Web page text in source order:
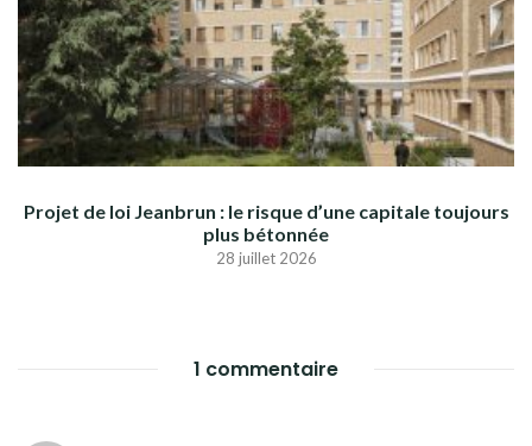
Projet de loi Jeanbrun : le risque d’une capitale toujours
plus bétonnée
28 juillet 2026
1 commentaire